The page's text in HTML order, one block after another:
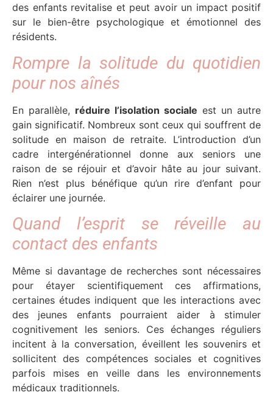
des enfants revitalise et peut avoir un impact positif
sur le bien-être psychologique et émotionnel des
résidents.
Rompre la solitude du quotidien
pour nos aînés
En parallèle, réduire l’isolation sociale est un autre
gain significatif. Nombreux sont ceux qui souffrent de
solitude en maison de retraite. L’introduction d’un
cadre intergénérationnel donne aux seniors une
raison de se réjouir et d’avoir hâte au jour suivant.
Rien n’est plus bénéfique qu’un rire d’enfant pour
éclairer une journée.
Quand l’esprit se réveille au
contact des enfants
Même si davantage de recherches sont nécessaires
pour étayer scientifiquement ces affirmations,
certaines études indiquent que les interactions avec
des jeunes enfants pourraient aider à stimuler
cognitivement les seniors. Ces échanges réguliers
incitent à la conversation, éveillent les souvenirs et
sollicitent des compétences sociales et cognitives
parfois mises en veille dans les environnements
médicaux traditionnels.